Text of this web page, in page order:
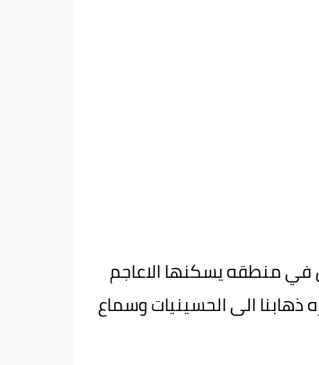
منطقه يسكنها الاعاجم
ذهابنا الى الحسينيات وسماع